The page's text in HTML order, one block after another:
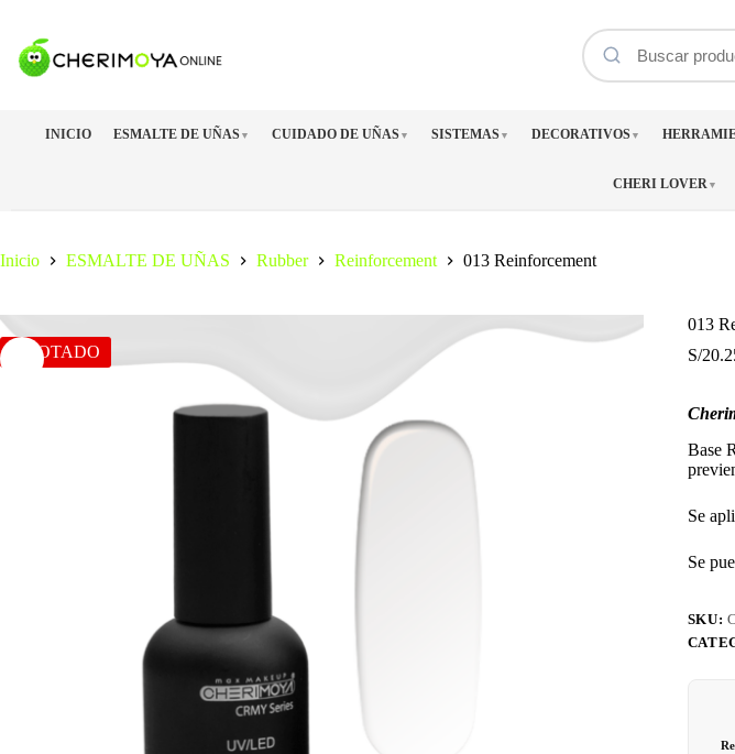
contenido
INICIO ESMALTE DE UÑAS ▼ CUIDADO DE UÑAS ▼ SISTEMAS ▼ DECORATIVOS ▼
CHERI LOVER ▼
Inicio ESMALTE DE UÑAS Rubber Reinforcement 013 Reinforcement
AGOTADO
013
S/
Base
Se
Se
SKU: